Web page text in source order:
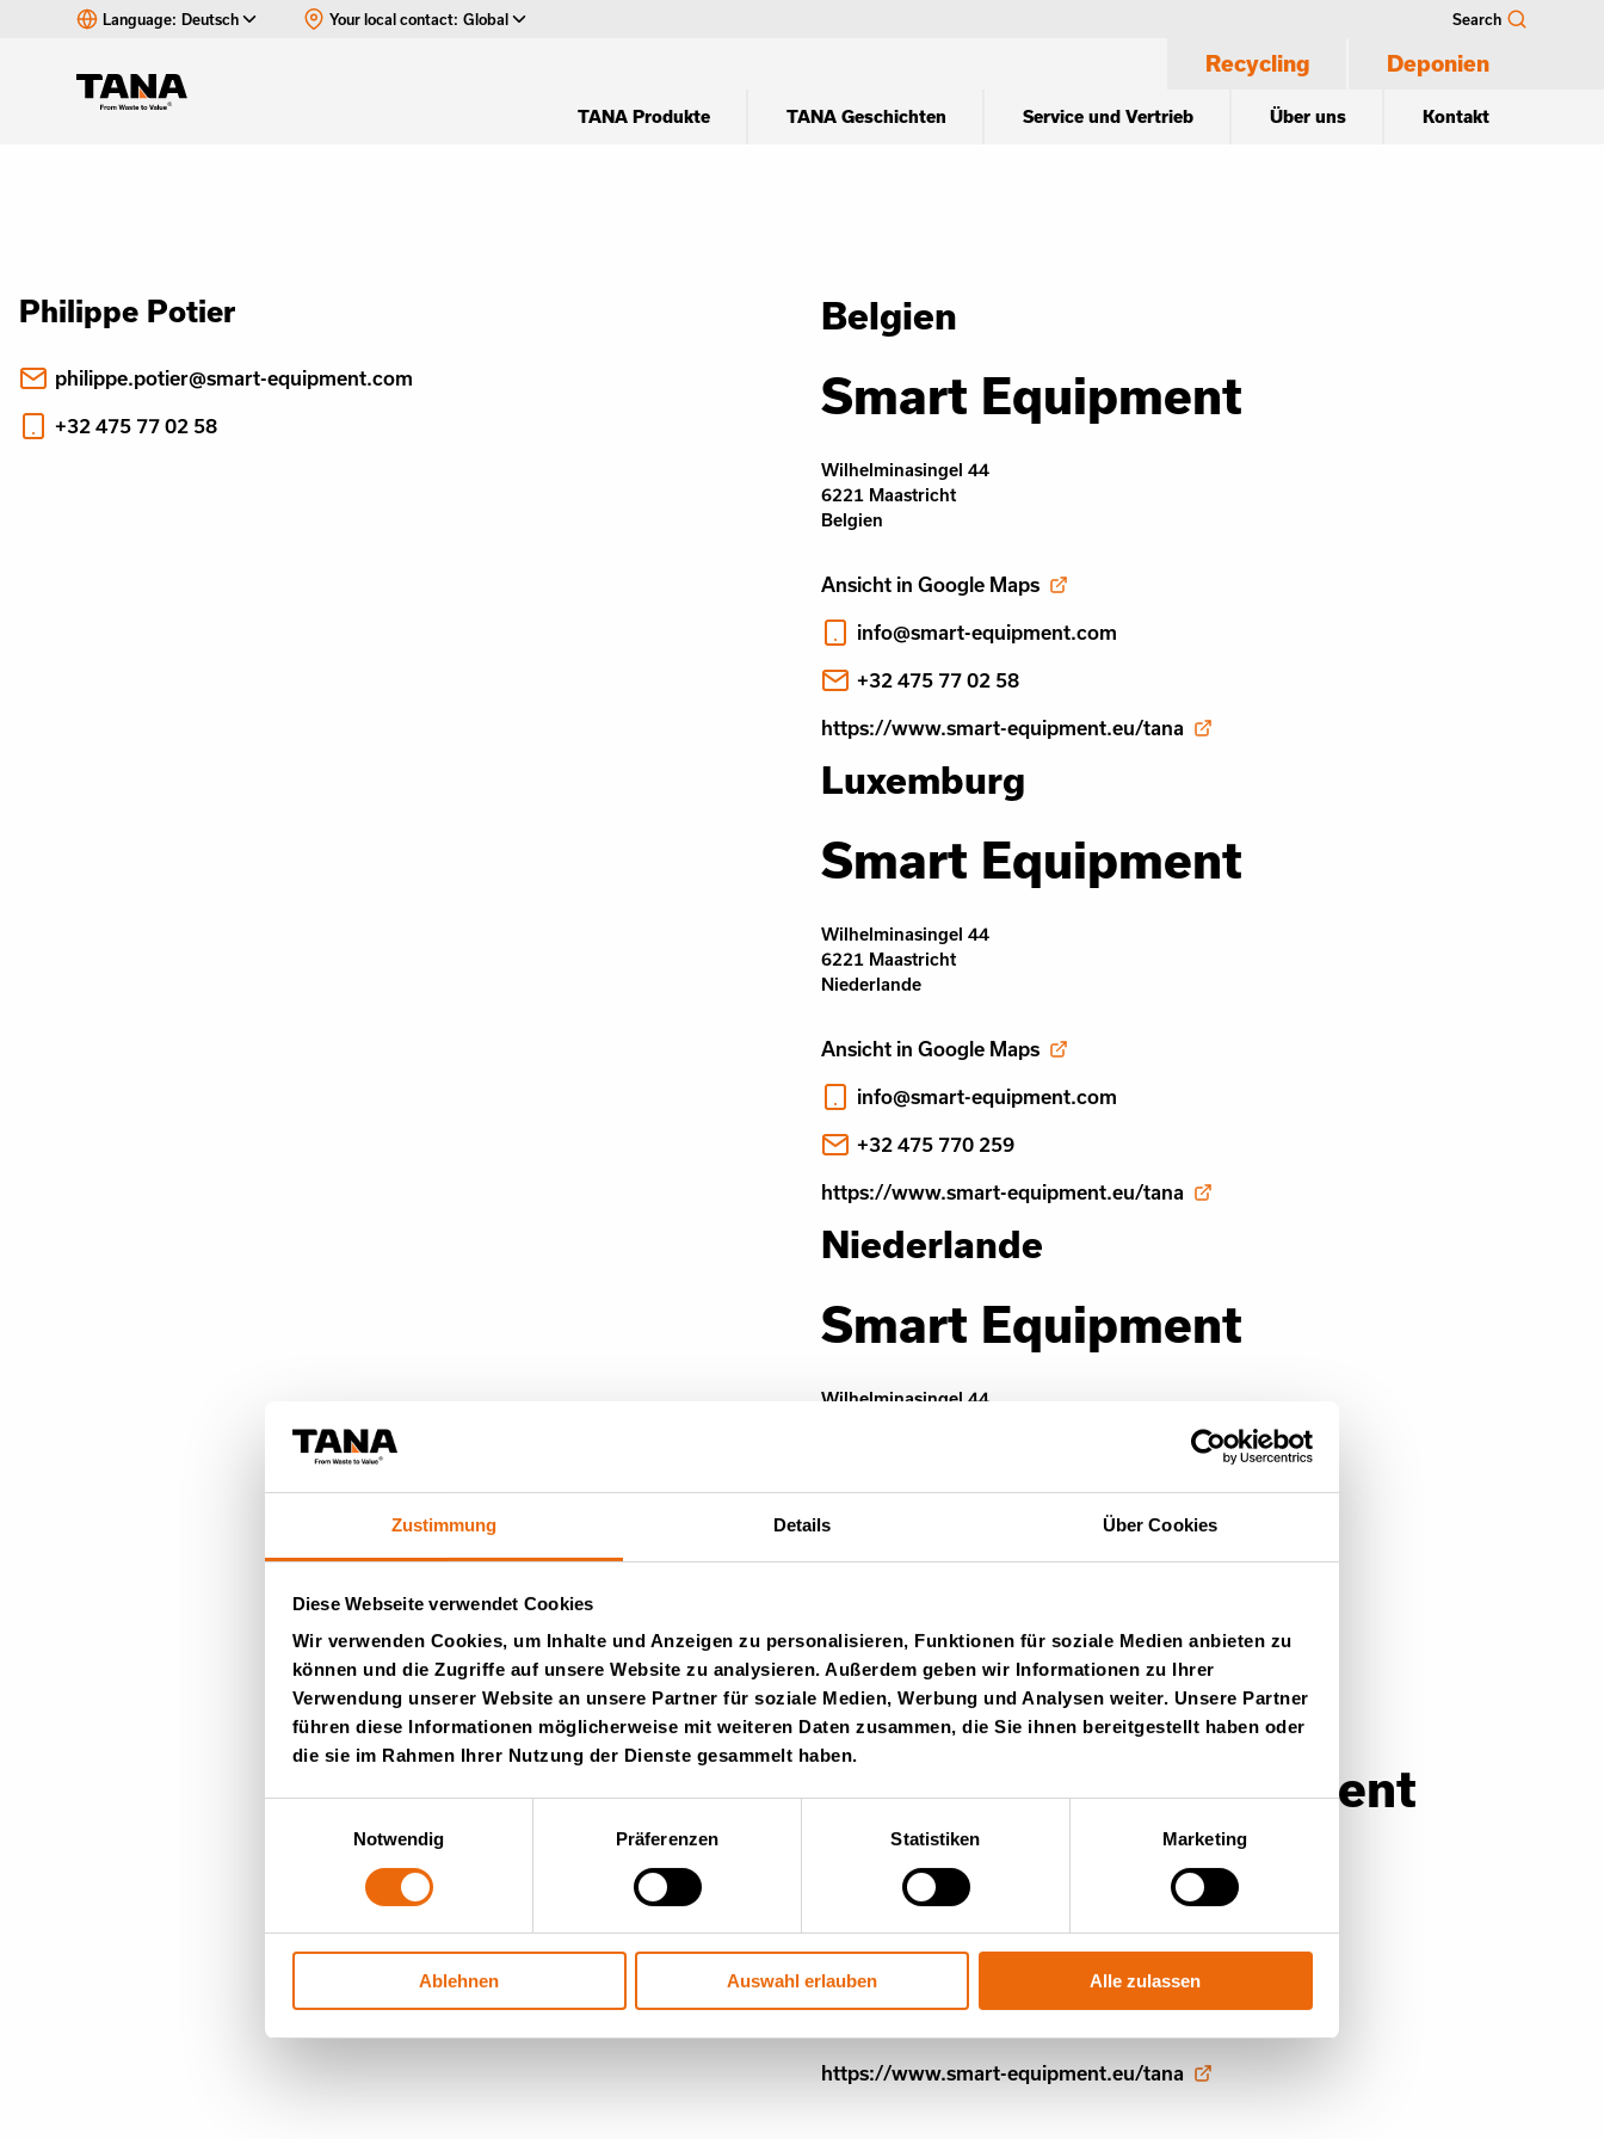
Zustimmung Details Über Cookies
Diese Webseite verwendet Cookies
Wir verwenden Cookies, um Inhalte und Anzeigen zu personalisieren, Funktionen für soziale Medien anbieten zu
können und die Zugriffe auf unsere Website zu analysieren. Außerdem geben wir Informationen zu Ihrer
Verwendung unserer Website an unsere Partner für soziale Medien, Werbung und Analysen weiter. Unsere Partner
führen diese Informationen möglicherweise mit weiteren Daten zusammen, die Sie ihnen bereitgestellt haben oder
die sie im Rahmen Ihrer Nutzung der Dienste gesammelt haben.
Notwendig
Präferenzen Statistiken Marketing
Ablehnen Auswahl erlauben Alle zulassen
Language: Deutsch Your local contact: Global Search
Recycling Deponien
TANA Produkte TANA Geschichten Service und Vertrieb Über uns Kontakt
Philippe Potier
philippe.potier@smart-equipment.com
+32 475 77 02 58
Belgien
Smart Equipment
Wilhelminasingel 44
6221 Maastricht
Belgien
Ansicht in Google Maps
info@smart-equipment.com
+32 475 77 02 58
https://www.smart-equipment.eu/tana
Luxemburg
Smart Equipment
Wilhelminasingel 44
6221 Maastricht
Niederlande
Ansicht in Google Maps
info@smart-equipment.com
+32 475 770 259
https://www.smart-equipment.eu/tana
Niederlande
Smart Equipment
Wilhelminasingel 44
info@smart-equipment.com
https://www.smart-equipment.eu/tana
Frankreich
Privat: Smart Equipment
6221 Maastricht
Niederlande
info@smart-equipment.com
https://www.smart-equipment.eu/tana